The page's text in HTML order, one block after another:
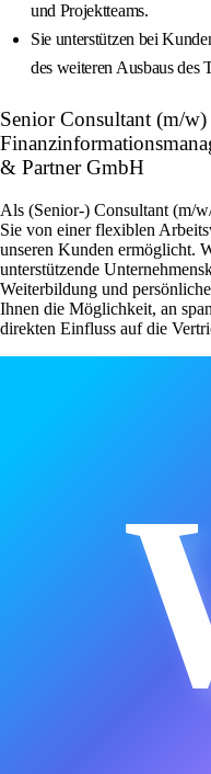
und Projektteams.
Sie unterstützen bei
des weiteren Ausbaus des
Senior Consultant (m/
& Partner GmbH
Als (Senior-) Consultant (m/
Sie von einer flexiblen
unseren Kunden ermöglicht.
unterstützende
Weiterbildung und
Ihnen die Möglichkeit, an
direkten Einfluss auf die